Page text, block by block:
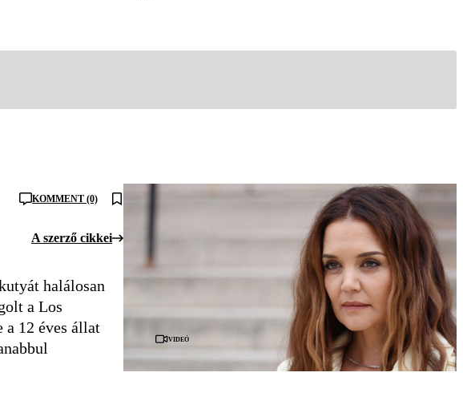
KOMMENT (0)
A szerző cikkei
halálosan
a Los
a 12 éves állat
Videó